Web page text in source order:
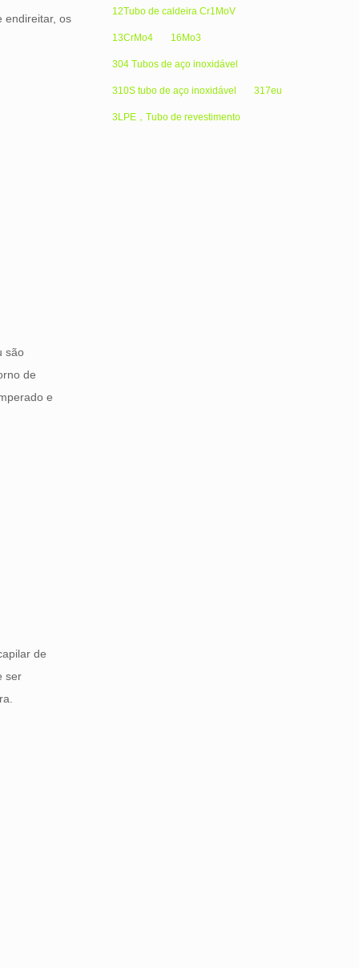
endireitar, os
são
de
e
de
ser
12Tubo de caldeira Cr1MoV
13CrMo4 16Mo3
304 Tubos de aço inoxidável
310S tubo de aço inoxidável 317eu
3LPE，Tubo de revestimento